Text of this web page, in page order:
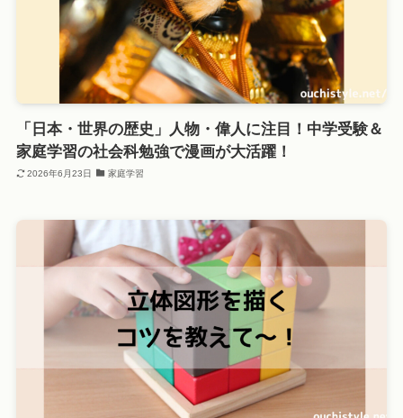
「日本・世界の歴史」人物・偉人に注目！中学受験＆
家庭学習の社会科勉強で漫画が大活躍！
2026年6月23日 家庭学習